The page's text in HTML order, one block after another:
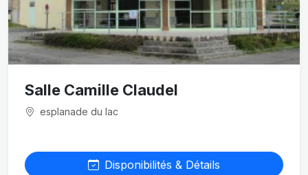
Salle Camille Claudel
esplanade du lac
Disponibilités & Détails